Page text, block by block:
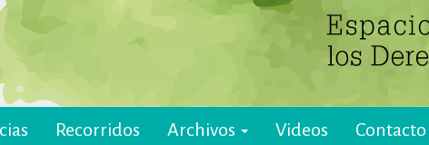
Recorridos Archivos Videos Contacto